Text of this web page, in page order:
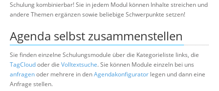
Schulung kombinierbar! Sie in jedem Modul können Inhalte streichen und
andere Themen ergänzen sowie beliebige Schwerpunkte setzen!
Agenda selbst zusammenstellen
Sie finden einzelne Schulungsmodule über die Kategorieliste links, die
TagCloudoder die Volltextsuche. Sie können Module einzeln bei uns
anfragenoder mehrere in denAgendakonfigurator legen und dann eine
Anfrage stellen.